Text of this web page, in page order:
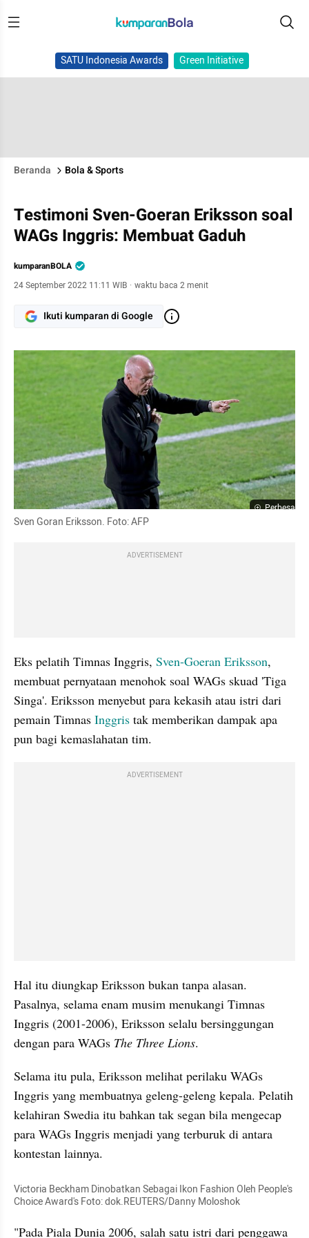
SATU Indonesia Awards Green Initiative
Beranda Bola & Sports
Testimoni Sven-Goeran Eriksson soal
WAGs Inggris: Membuat Gaduh
kumparanBOLA
24 September 2022 11:11 WIB · waktu baca 2 menit
Ikuti kumparan di Google
Perbesar
Sven Goran Eriksson. Foto: AFP
ADVERTISEMENT
Eks pelatih Timnas Inggris, Sven-Goeran Eriksson,
membuat pernyataan menohok soal WAGs skuad 'Tiga
Singa'. Eriksson menyebut para kekasih atau istri dari
pemain Timnas Inggris tak memberikan dampak apa
pun bagi kemaslahatan tim.
ADVERTISEMENT
Hal itu diungkap Eriksson bukan tanpa alasan.
Pasalnya, selama enam musim menukangi Timnas
Inggris (2001-2006), Eriksson selalu bersinggungan
dengan para WAGs The Three Lions.
Selama itu pula, Eriksson melihat perilaku WAGs
Inggris yang membuatnya geleng-geleng kepala. Pelatih
kelahiran Swedia itu bahkan tak segan bila mengecap
para WAGs Inggris menjadi yang terburuk di antara
kontestan lainnya.
Victoria Beckham Dinobatkan Sebagai Ikon Fashion Oleh People's
Choice Award's Foto: dok.REUTERS/Danny Moloshok
"Pada Piala Dunia 2006, salah satu istri dari penggawa